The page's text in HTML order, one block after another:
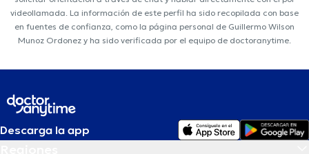
videollamada. La información de este perfil ha sido recopilada con base
en fuentes de confianza, como la página personal de Guillermo Wilson
Munoz Ordonez y ha sido verificada por el equipo de doctoranytime.
Descarga la app